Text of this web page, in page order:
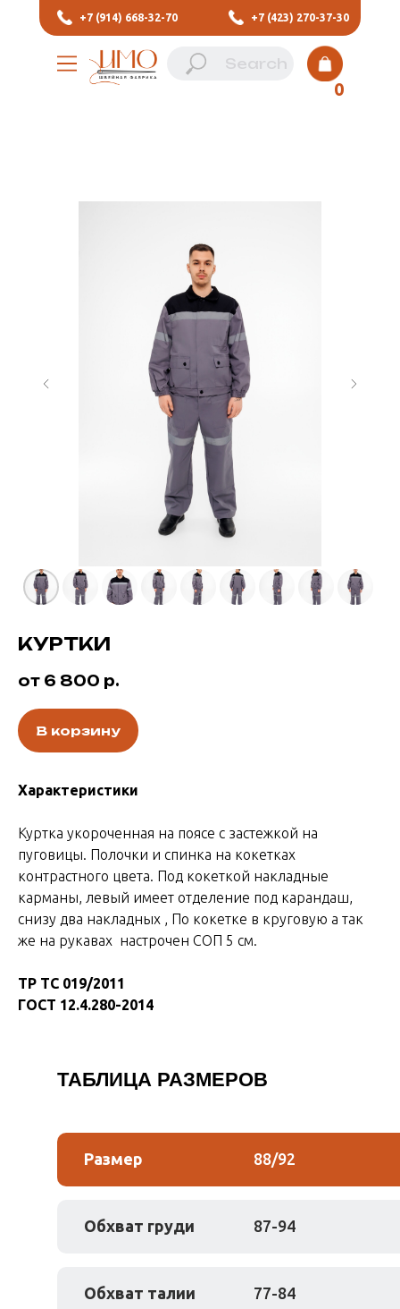
+7 (423) 270-37-30
+7 (914) 668-32-70
0
КУРТКИ
от 6 800 р.
В корзину
Характеристики
Куртка укороченная на поясе с застежкой на
пуговицы. Полочки и спинка на кокетках
контрастного цвета. Под кокеткой накладные
карманы, левый имеет отделение под карандаш,
снизу два накладных , По кокетке в круговую а так
же на рукавах настрочен СОП 5 см.
ТР ТС 019/2011
ГОСТ 12.4.280-2014
ТАБЛИЦА РАЗМЕРОВ
87-94
Обхват талии 77-84
Размер
Обхват груди
88/92